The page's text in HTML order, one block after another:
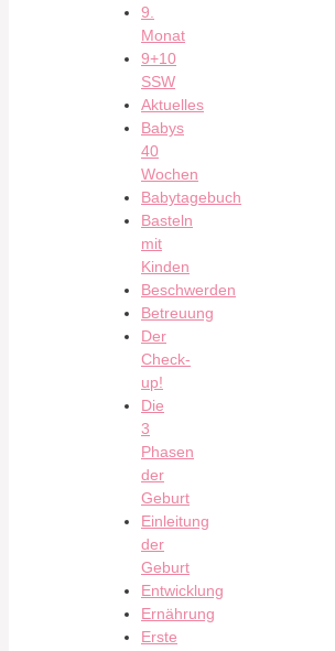
9.
Monat
9+10
SSW
Aktuelles
Babys
40
Wochen
Babytagebuch
Basteln
mit
Kinden
Beschwerden
Betreuung
Der
Check-
up!
Die
3
Phasen
der
Geburt
Einleitung
der
Geburt
Entwicklung
Ernährung
Erste